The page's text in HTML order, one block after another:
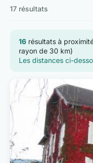
17 résultats
16 résultats à
rayon de 30 km)
Les distances ci-